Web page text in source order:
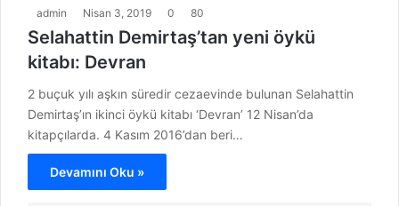
admin Nisan 3, 2019 0 80
Selahattin Demirtaş’tan yeni öykü
kitabı: Devran
2 buçuk yılı aşkın süredir cezaevinde bulunan Selahattin
Demirtaş’ın ikinci öykü kitabı ‘Devran’ 12 Nisan’da
kitapçılarda. 4 Kasım 2016’dan beri…
Devamını Oku »